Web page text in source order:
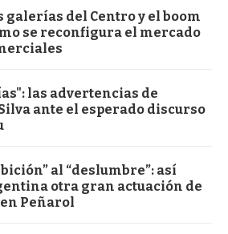
galerías del Centro y el boom
se reconfigura el mercado
las advertencias de
ante el esperado discurso
al “deslumbre”: así
otra gran actuación de
Peñarol